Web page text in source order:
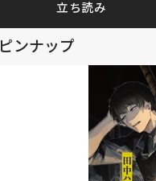
立ち読み
ピンナップ